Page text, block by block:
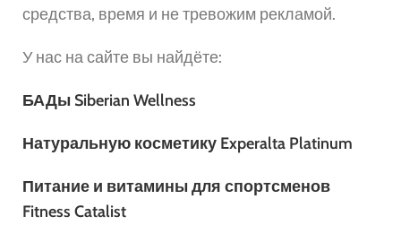
средства, время и не тревожим рекламой.
У нас на сайте вы найдёте:
БАДы Siberian Wellness
Натуральную косметику Experalta Platinum
Питание и витамины для спортсменов
Fitness Catalist